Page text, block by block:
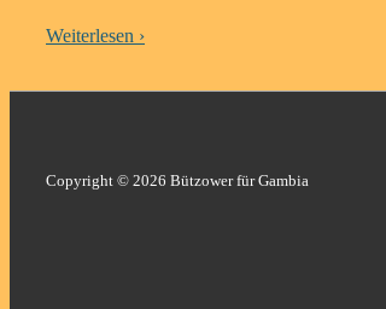
Weiterlesen ›
Copyright © 2026 Bützower für Gambia